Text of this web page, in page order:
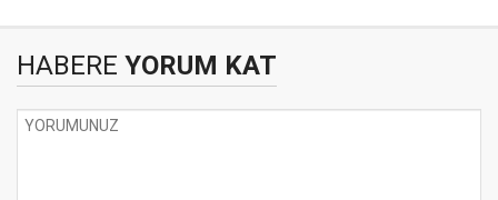
HABERE YORUM KAT